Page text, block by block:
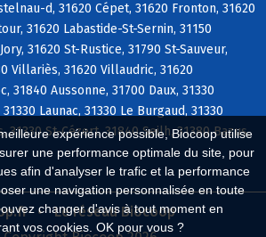
expérience possible, Biocoop utilise
une performance optimale du site, pour
afin d'analyser le trafic et la performance
une navigation personnalisée en toute
changer d'avis à tout moment en
vos cookies. OK pour vous ?
d, 31620 Cépet, 31620 Fronton, 31620
31620 Labastide-St-Sernin, 31150
31620 St-Rustice, 31790 St-Sauveur,
Villariès, 31620 Villaudric, 31620
Aussonne, 31700 Daux, 31330
Launac, 31330 Le Burgaud, 31330
31330 St-Cézert, 31840 Seilh, 31380 Bazus,
Le réseau Biocoop